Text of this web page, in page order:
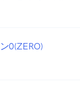
0(ZERO)